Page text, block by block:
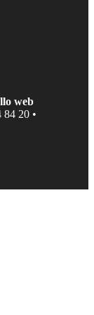
web
20 •